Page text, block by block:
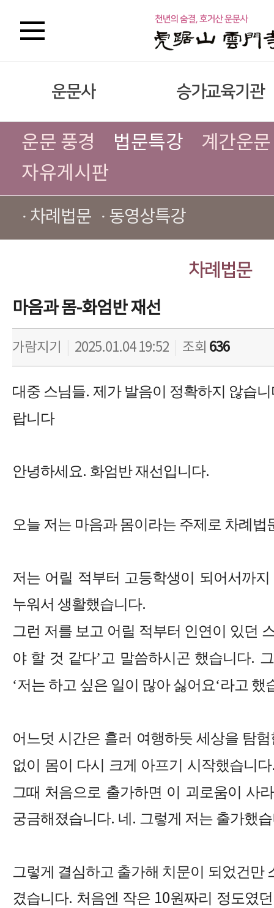
운문사 승가교육기관
운문 풍경 법문특강
계간운문
자유게시판
· 차례법문 · 동영상특강
차례법문
마음과 몸-화엄반 재선
가람지기 2025.01.04 19:52 조회 636
대중 스님들. 제가 발음이 정확하지 않습
랍니다
안녕하세요. 화엄반 재선입니다.
오늘 저는 마음과 몸이라는 주제로 차례
저는 어릴 적부터 고등학생이 되어서까
누워서 생활했습니다.
그런 저를 보고 어릴 적부터 인연이 있던
야 할 것 같다’고 말씀하시곤 했습니다.
‘저는 하고 싶은 일이 많아 싫어요‘라고 했
어느덧 시간은 흘러 여행하듯 세상을 탐
없이 몸이 다시 크게 아프기 시작했습니다
그때 처음으로 출가하면 이 괴로움이 사
궁금해졌습니다. 네 . 그렇게 저는 출가했
그렇게 결심하고 출가해 치문이 되었건만
겼습니다. 처음엔 작은 10원짜리 정도였